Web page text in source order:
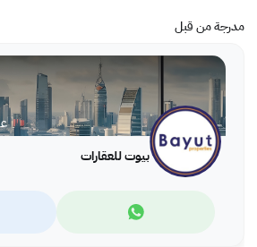
مدرجة من قبل
بيوت للعقارات
، ملعب للأطفال في الهواء الطلق ،
،مسرح
،غرفة متعددة الأغراض،
، غرفة ألعاب للكبار ،
، نادي داخلي للأطفال ،
، موقف سيارات محجوز
، غرفة خادمة ملحق بها دورة مياه
سعر البيع: 95000 دينار بحرينئ
- قبول نقدي أو قرض بنكي